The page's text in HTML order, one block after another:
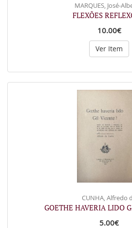
MARQUES, José-
FLEXÕES
10.00€
Ver Item
CUNHA, Alfredo
GOETHE HAVERIA LIDO
5.00€